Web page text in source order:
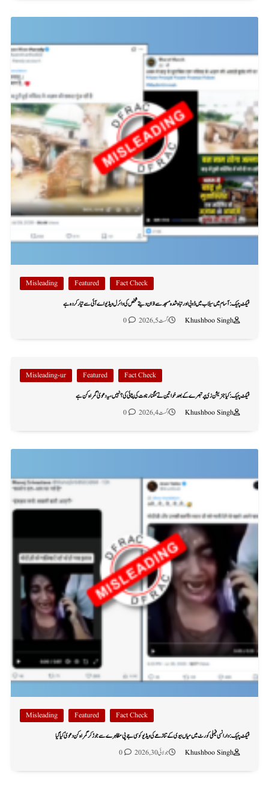
Fact Check
Featured
Misleading
فیکٹ چیک: آسام میں سیلاب میں ڈوبی اور تباہ شدہ مسجد سے اذان دیتے شخص کی وائرل ویڈیو اے آئی سے تیار کردہ ہے
Khushboo Singh
اگست 5, 2026 0
Fact Check
Featured
Misleading-ur
فیکٹ چیک: کیا جنریشن زی پر تبصرے کے بعد خواتین نے کنگنا رناوت کی پٹائی کی؟ نہیں، یہ دعویٰ گمراہ کن ہے
Khushboo Singh
اگست 4, 2026 0
Fact Check
Featured
Misleading
فیکٹ چیک: وارانسی فیملی کورٹ میں میاں بیوی کے تنازعے کی ویڈیو کو سی جے پی مظاہرے سے جوڑ کر گمراہ کن دعویٰ کیا گیا
Khushboo Singh
جولائی 30, 2026 0